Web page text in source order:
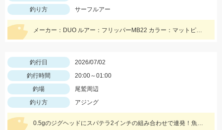
釣り方
サーフルアー
メーカー：DUO ルアー：フリッパーMB22 カラー：マットピンク
釣行日
2026/07/02
釣行時間
20:00～01:00
釣場
尾鷲周辺
釣り方
アジング
0.5gのジグヘッドにスパテラ2インチの組み合わせで連発！魚を食べている時はクリアカラーがオススメです！